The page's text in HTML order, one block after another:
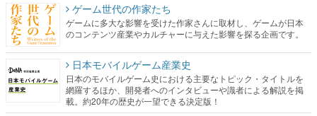
ゲーム世代の作家たち
ゲームに多大な影響を受けた作家さんに取材し、ゲームが日本
のコンテンツ産業やカルチャーに与えた影響を探る企画です。
日本モバイルゲーム産業史
日本のモバイルゲーム史における主要なトピック・タイトルを
網羅するほか、開発者へのインタビューや識者による解説を掲
載。約20年の歴史が一望できる決定版！